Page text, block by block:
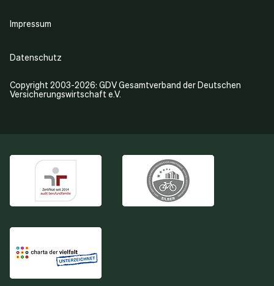
Copyright 2003-2026: GDV Gesamtverband der Deutschen
Versicherungswirtschaft e.V.
Impressum
Datenschutz